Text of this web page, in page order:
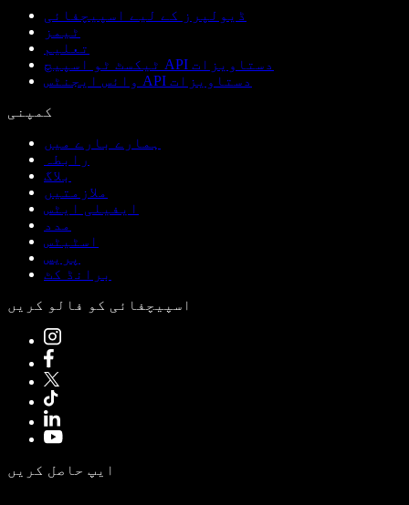
ڈیولپرز کے لیے اسپیچفائی
ٹیمز
تعلیم
ٹیکسٹ ٹو اسپیچ API دستاویزات
وائس ایجنٹس API دستاویزات
کمپنی
ہمارے بارے میں
رابطہ
بلاگ
ملازمتیں
ایفیلی ایٹس
مدد
اسٹیٹس
پریس
برانڈ کٹ
اسپیچفائی کو فالو کریں
ایپ حاصل کریں